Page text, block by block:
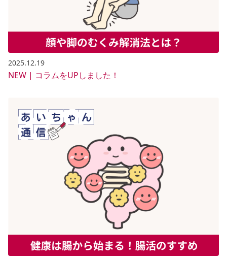
2025.12.19
NEW | コラムをUPしました！